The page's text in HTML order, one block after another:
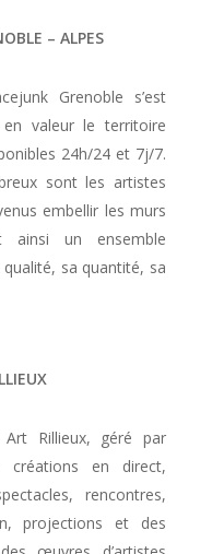
– ALPES
Grenoble s’est
valeur le territoire
24h/24 et 7j/7.
sont les artistes
embellir les murs
ainsi un ensemble
sa quantité, sa
Rillieux, géré par
créations en direct,
rencontres,
projections et des